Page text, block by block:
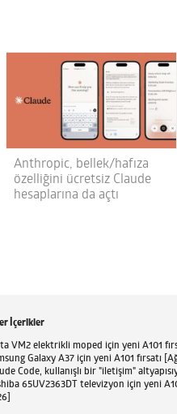
Anthropic, bellek/hafıza
özelliğini ücretsiz Claude
hesaplarına da açtı
İçerikler
VM2 elektrikli moped için yeni A101
Galaxy A37 için yeni A101 fırsatı
Code, kullanışlı bir "iletişim"
65UV2363DT televizyon için yeni